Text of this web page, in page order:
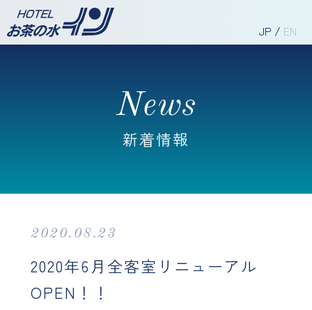
JP / EN
News
新着情報
2020.08.23
2020年6月全客室リニューアル
OPEN！！